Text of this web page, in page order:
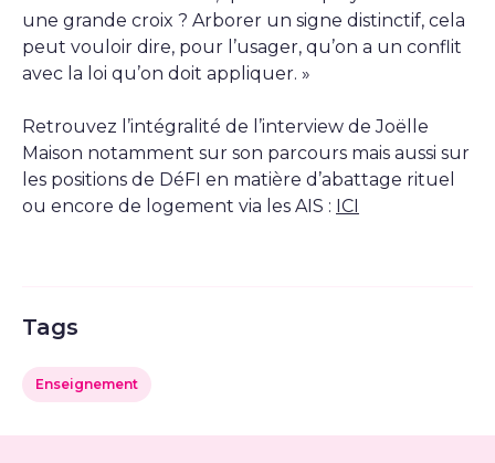
une grande croix ? Arborer un signe distinctif, cela
peut vouloir dire, pour l’usager, qu’on a un conflit
avec la loi qu’on doit appliquer. »
Retrouvez l’intégralité de l’interview de Joëlle
Maison notamment sur son parcours mais aussi sur
les positions de DéFI en matière d’abattage rituel
ou encore de logement via les AIS : ICI
Tags
Enseignement